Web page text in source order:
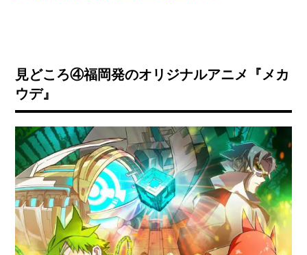
見どころ④福岡発のオリジナルアニメ『メカ
ウデ』